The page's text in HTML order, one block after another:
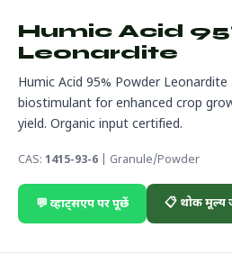
Humic Acid
Leonardite
Humic Acid 95% Powder
biostimulant for enhanced crop
yield. Organic input certified.
CAS: 1415-93-6 | Granule/Powder
💬 व्हाट्सएप पर पूछें 📋 थोक मूल्य